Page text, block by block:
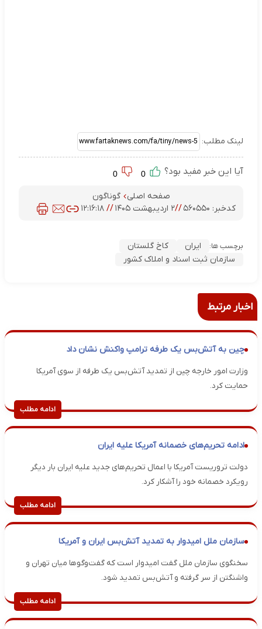
لینک مطلب:
آیا این خبر مفید بود؟
صفحه اصلی
گوناگون
کدخبر: ۵۶۰۵۵۰ //۲ اردیبهشت ۱۴۰۵ //۱۲:۱۶:۱۸
برچسب ها: ایران
کاخ گلستان
سازمان ثبت اسناد و املاک کشور
اخبار مرتبط
چین به آتش‌بس یک طرفه ترامپ واکنش نشان داد
وزارت امور خارجه چین از تمدید آتش‌بس یک طرفه از سوی آمریکا
حمایت کرد.
ادامه مطلب
ادامه تحریم‌های خصمانه آمریکا علیه ایران
دولت تروریست آمریکا با اعمال تحریم‌های جدید علیه ایران بار دیگر
رویکرد خصمانه خود را آشکار کرد.
ادامه مطلب
سازمان ملل امیدوار به تمدید آتش‌بس ایران و آمریکا
سخنگوی سازمان ملل گفت امیدوار است که گفت‌وگوها میان تهران و
واشنگتن از سر گرفته و آتش‌بس تمدید شود.
ادامه مطلب